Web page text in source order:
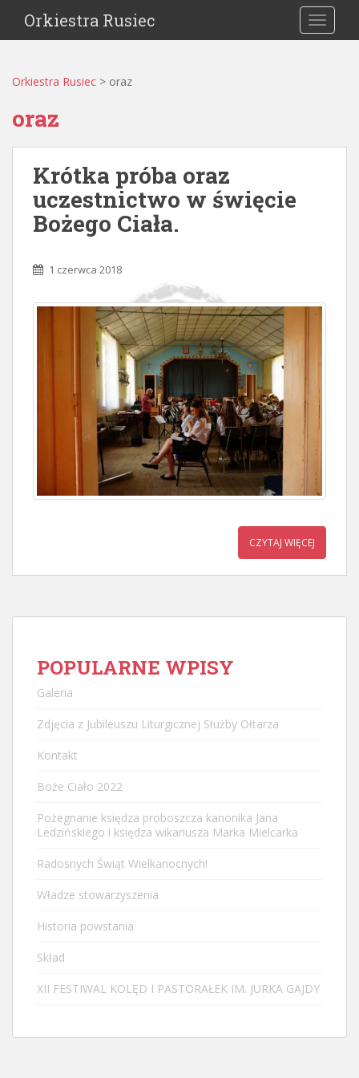
Orkiestra Rusiec
Orkiestra Rusiec > oraz
oraz
Krótka próba oraz
uczestnictwo w święcie
Bożego Ciała.
1 czerwca 2018
CZYTAJ WIĘCEJ
POPULARNE WPISY
Galeria
Zdjęcia z Jubileuszu Liturgicznej Służby Ołtarza
Kontakt
Boże Ciało 2022
Pożegnanie księdza proboszcza kanonika Jana
Ledzińskiego i księdza wikariusza Marka Mielcarka
Radosnych Świąt Wielkanocnych!
Władze stowarzyszenia
Historia powstania
Skład
XII FESTIWAL KOLĘD I PASTORAŁEK IM. JURKA GAJDY